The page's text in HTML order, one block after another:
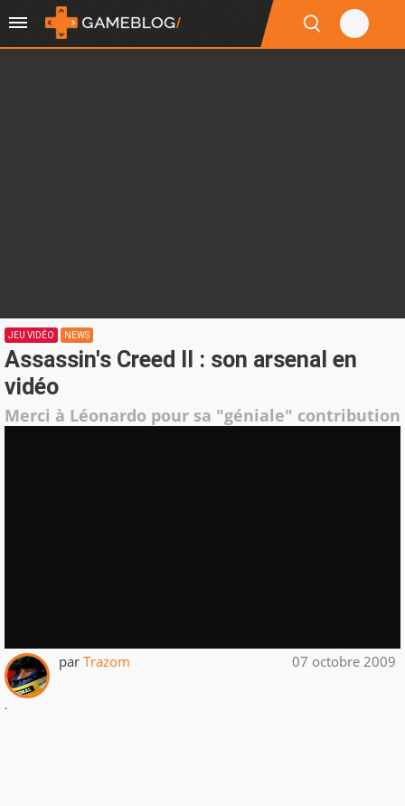
JEU VIDÉO NEWS
Assassin's Creed II : son arsenal en
vidéo
Merci à Léonardo pour sa "géniale" contribution
par Trazom 07 octobre 2009
.